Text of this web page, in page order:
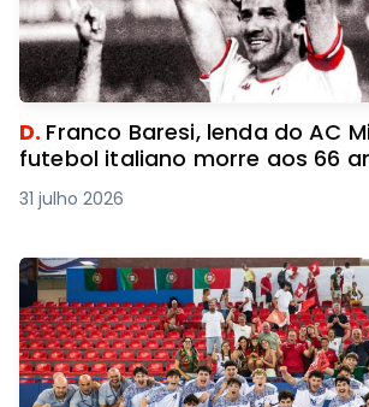
D. Franco Baresi, lenda do AC
futebol italiano morre aos 66
31 julho 2026